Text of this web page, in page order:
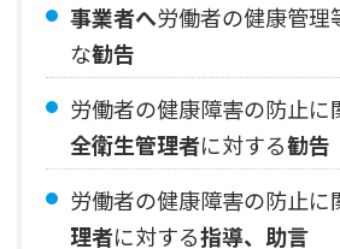
事業者へ労働者の健康管理
な勧告
労働者の健康障害の防止に
全衛生管理者に対する勧告
労働者の健康障害の防止に
理者に対する指導、助言